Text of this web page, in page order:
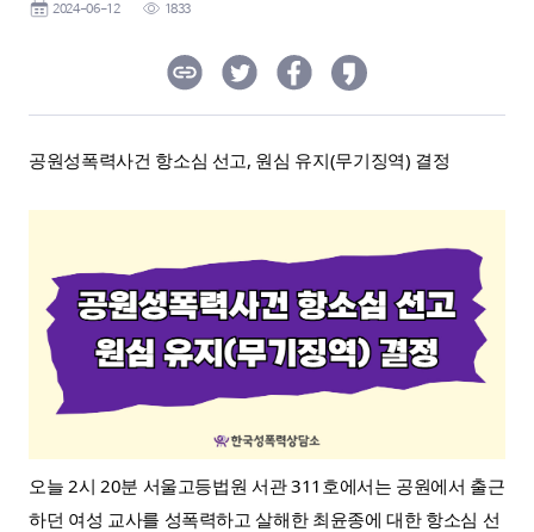
2024-06-12 1833
공원성폭력사건 항소심 선고, 원심 유지(무기징역) 결정
오늘 2시 20분 서울고등법원 서관 311호에서는 공원에서 출근
하던 여성 교사를 성폭력하고 살해한 최윤종에 대한 항소심 선